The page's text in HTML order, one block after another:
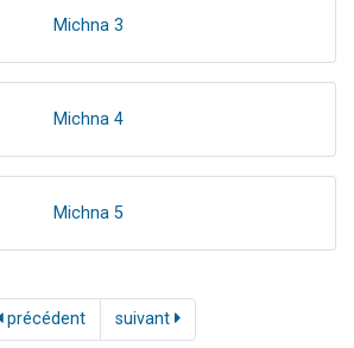
Michna 3
Michna 4
Michna 5
précédent suivant